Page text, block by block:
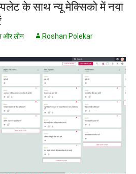
के साथ न्यू मेक्सिको में नया
और लीन Roshan Polekar